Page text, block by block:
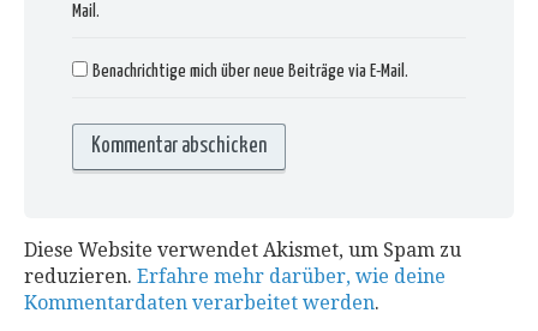
Mail.
Benachrichtige mich über neue Beiträge via E-Mail.
Diese Website verwendet Akismet, um Spam zu
reduzieren. Erfahre mehr darüber, wie deine
Kommentardaten verarbeitet werden.